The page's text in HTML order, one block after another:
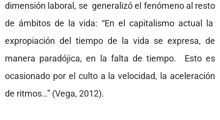
dimensión laboral, se generalizó el fenómeno al resto
de ámbitos de la vida: “En el capitalismo actual la
expropiación del tiempo de la vida se expresa, de
manera paradójica, en la falta de tiempo. Esto es
ocasionado por el culto a la velocidad, la aceleración
de ritmos…” (Vega, 2012).